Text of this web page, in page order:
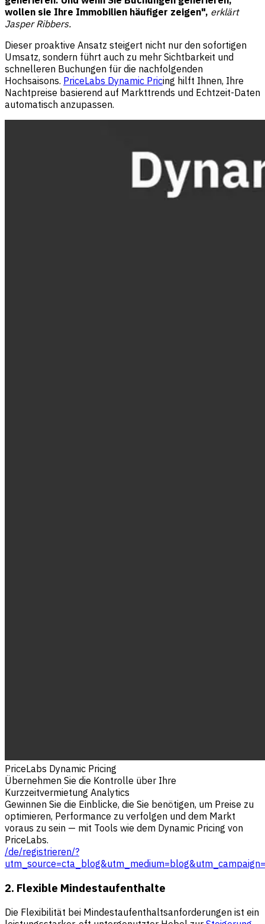
wollen sie Ihre Immobilien häufiger zeigen", erklärt
Jasper Ribbers.
Dieser proaktive Ansatz steigert nicht nur den sofortigen
Umsatz, sondern führt auch zu mehr Sichtbarkeit und
schnelleren Buchungen für die nachfolgenden
Hochsaisons. PriceLabs Dynamic Pricing hilft Ihnen, Ihre
Nachtpreise basierend auf Markttrends und Echtzeit-Daten
automatisch anzupassen.
PriceLabs Dynamic Pricing
Übernehmen Sie die Kontrolle über Ihre
Kurzzeitvermietung Analytics
Gewinnen Sie die Einblicke, die Sie benötigen, um Preise zu
optimieren, Performance zu verfolgen und dem Markt
voraus zu sein — mit Tools wie dem Dynamic Pricing von
PriceLabs.
/de/registrieren/?
2. Flexible Mindestaufenthalte
Die Flexibilität bei Mindestaufenthaltsanforderungen ist ein